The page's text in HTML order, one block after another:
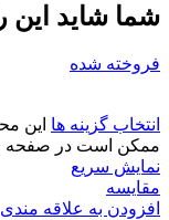
شما شاید این
فروخته شده
انتخاب گزینه ها این
ممکن است در صفحه
نمایش سریع
مقايسه
افزودن به علاقه مندی